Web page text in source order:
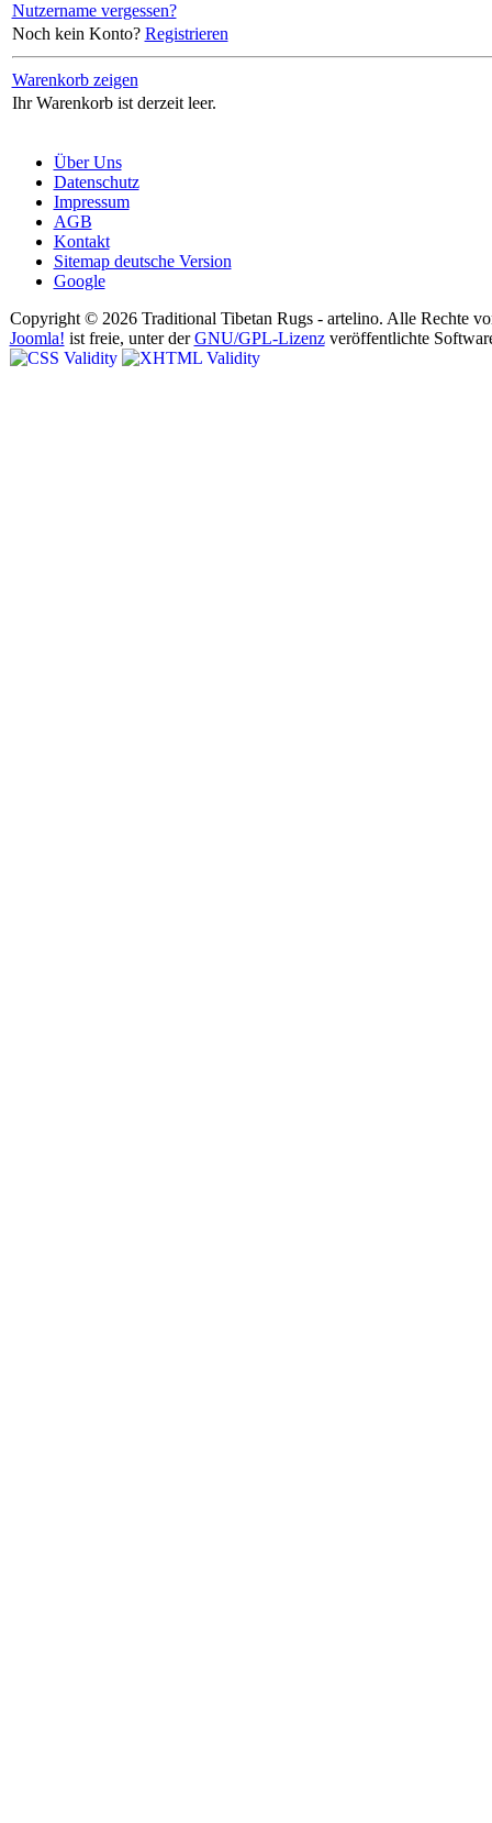
Nutzername vergessen?
Noch kein Konto? Registrieren
Warenkorb zeigen
Ihr Warenkorb ist derzeit leer.
Über Uns
Datenschutz
Impressum
AGB
Kontakt
Sitemap deutsche Version
Google
Copyright © 2026 Traditional Tibetan Rugs - artelino. Alle Rechte
Joomla! ist freie, unter derGNU/GPL-Lizenzveröffentlichte